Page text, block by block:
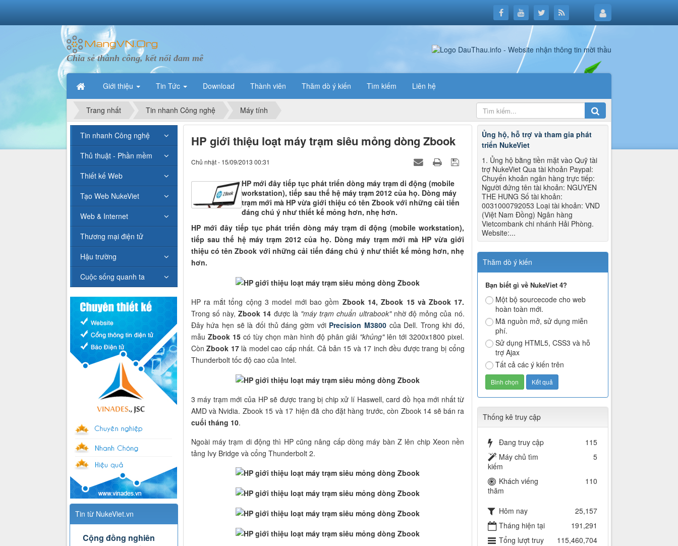
Chia sẻ thành công, kết nối đam mê
Giới thiệu Tin Tức Download Thành viên Thăm dò ý kiến Tìm kiếm Liên hệ
Trang nhất Tin nhanh Công nghệ Máy tính
HP giới thiệu loạt máy trạm siêu mỏng dòng Zbook
Chủ nhật - 15/09/2013 00:31
HP mới đây tiếp tục phát triển dòng máy trạm di động (mobile
workstation), tiếp sau thế hệ máy trạm 2012 của họ. Dòng máy
trạm mới mà HP vừa giới thiệu có tên Zbook với những cải tiến
đáng chú ý như thiết kế mỏng hơn, nhẹ hơn.
HP mới đây tiếp tục phát triển dòng máy trạm di động (mobile workstation),
tiếp sau thế hệ máy trạm 2012 của họ. Dòng máy trạm mới mà HP vừa giới
thiệu có tên Zbook với những cải tiến đáng chú ý như thiết kế mỏng hơn, nhẹ
hơn.
HP ra mắt tổng cộng 3 model mới bao gồm Zbook 14, Zbook 15 và Zbook 17.
Trong số này,Zbook 14 được là"máy trạm chuẩn ultrabook"nhờ độ mỏng của nó.
Đây hứa hẹn sẽ là đối thủ đáng gờm với Precision M3800 của Dell. Trong khi đó,
mẫu Zbook 15có tùy chọn màn hình độ phân giải "khủng"lên tới 3200x1800 pixel.
CònZbook 17là model cao cấp nhất. Cả bản 15 và 17 inch đều được trang bị cổng
Thunderbolt tốc độ cao của Intel.
3 máy trạm mới của HP sẽ được trang bị chip xử lí Haswell, card đồ họa mới nhất từ
AMD và Nvidia. Zbook 15 và 17 hiện đã cho đặt hàng trước, còn Zbook 14 sẽ bán ra
cuối tháng 10.
Ngoài máy trạm di động thì HP cũng nâng cấp dòng máy bàn Z lên chip Xeon nền
tảng Ivy Bridge và cổng Thunderbolt 2.
Ủng hộ, hỗ trợ và tham gia phát
triển NukeViet
1. Ủng hộ bằng tiền mặt vào Quỹ tài
trợ NukeViet Qua tài khoản Paypal:
Chuyển khoản ngân hàng trực tiếp:
Người đứng tên tài khoản: NGUYEN
THE HUNG Số tài khoản:
0031000792053 Loại tài khoản: VND
(Việt Nam Đồng) Ngân hàng
Vietcombank chi nhánh Hải Phòng.
Website:...
Thăm dò ý kiến
Bạn biết gì về NukeViet 4?
Một bộ sourcecode cho web
hoàn toàn mới.
Mã nguồn mở, sử dụng miễn
phí.
Sử dụng HTML5, CSS3 và hỗ
trợ Ajax
Tất cả các ý kiến trên
Thống kê truy cập
Đang truy cập
115
Máy chủ tìm
kiếm
5
Khách viếng
thăm
110
Hôm nay
25,157
Tháng hiện tại
191,291
Tổng lượt truy
115,460,704
Tin nhanh Công nghệ
Thủ thuật - Phần mềm
Thiết kế Web
Tạo Web NukeViet
Web & Internet
Thương mại điện tử
Hậu trường
Cuộc sống quanh ta
Tin từ NukeViet.vn
Cộng đồng nghiên